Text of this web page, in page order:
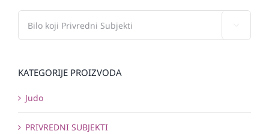
KATEGORIJE PROIZVODA
Judo
PRIVREDNI SUBJEKTI